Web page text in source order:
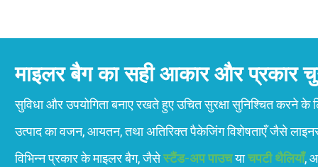
माइलर बैग का सही आकार और प्रकार
सुविधा और उपयोगिता बनाए रखते हुए उचित सुरक्षा सुनिश्चित करने
उत्पाद का वजन, आयतन, तथा अतिरिक्त पैकेजिंग विशेषताएँ जैसे
विभिन्न प्रकार के माइलर बैग, जैसेस्टैंड-अप पाउचयाचपटी थैलियाँ,